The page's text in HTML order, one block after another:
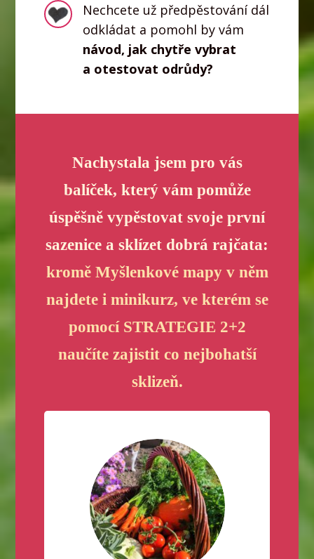
Nechcete už předpěstování dál
odkládat a pomohl by vám
návod, jak chytře vybrat
a otestovat odrůdy?
Nachystala jsem pro vás
balíček, který vám pomůže
úspěšně vypěstovat svoje první
sazenice a sklízet dobrá rajčata:
kromě Myšlenkové mapy v něm
najdete i minikurz, ve kterém se
pomocí STRATEGIE 2+2
naučíte zajistit co nejbohatší
sklizeň.